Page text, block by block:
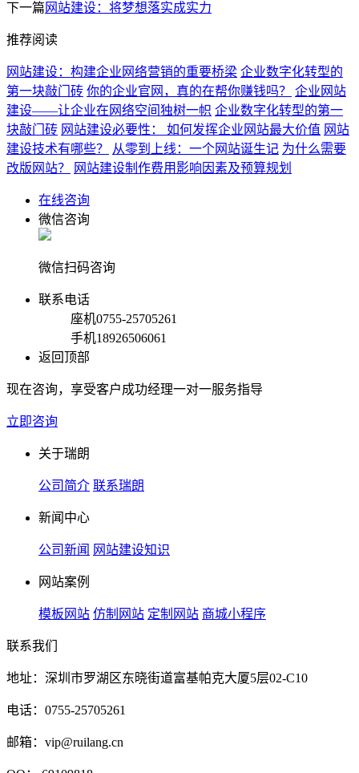
下一篇 网站建设：将梦想落实成实力
推荐阅读
网站建设：构建企业网络营销的重要桥梁 企业数字化转型的
第一块敲门砖 你的企业官网，真的在帮你赚钱吗？
企业网站
建设——让企业在网络空间独树一帜 企业数字化转型的第一
块敲门砖 网站建设必要性： 如何发挥企业网站最大价值 网站
建设技术有哪些？
从零到上线：一个网站诞生记 为什么需要
改版网站？
网站建设制作费用影响因素及预算规划
在线咨询
微信咨询
微信扫码咨询
联系电话
座机0755-25705261
手机18926506061
返回顶部
现在咨询，享受客户成功经理一对一服务指导
立即咨询
关于瑞朗
公司简介 联系瑞朗
新闻中心
公司新闻 网站建设知识
网站案例
模板网站 仿制网站 定制网站 商城小程序
联系我们
地址：深圳市罗湖区东晓街道富基帕克大厦5层02-C10
电话：0755-25705261
邮箱：vip@ruilang.cn